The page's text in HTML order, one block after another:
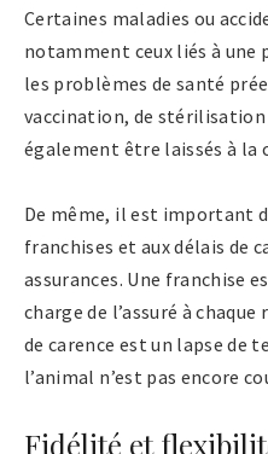
Certaines maladies ou
notamment ceux liés à une
les problèmes de santé
vaccination, de stérilisation
également être laissés à la
De même, il est important
franchises et aux délais de
assurances. Une franchise
charge de l’assuré à
de carence est un lapse de
l’animal n’est pas encore
Fidélité et